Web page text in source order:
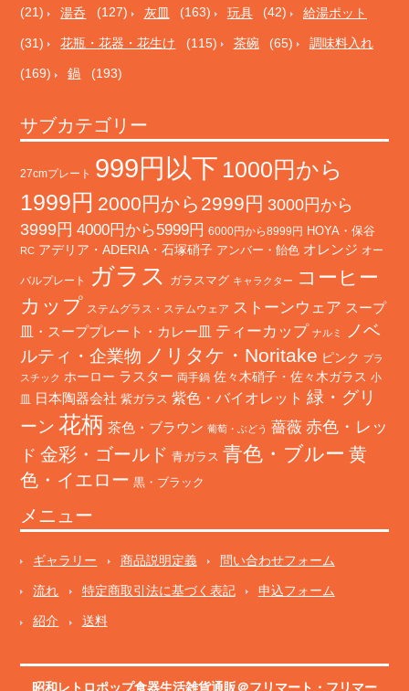
(21) 湯呑 (127) 灰皿 (163) 玩具 (42) 給湯ポット
(31) 花瓶・花器・花生け (115) 茶碗 (65) 調味料入れ
(169) 鍋 (193)
サブカテゴリー
27cmプレート 999円以下 1000円から
1999円 2000円から2999円 3000円から
3999円 4000円から5999円 6000円から8999円 HOYA・保谷
RC アデリア・ADERIA・石塚硝子 アンバー・飴色 オレンジ オー
バルプレート ガラス ガラスマグ キャラクター
コーヒー
カップ ステムグラス・ステムウェア ストーンウェア スープ
皿・スーププレート・カレー皿 ティーカップ ナルミ
ノベ
ルティ・企業物 ノリタケ・Noritake ピンク プラ
スチック ホーロー ラスター 両手鍋 佐々木硝子・佐々木ガラス 小
皿
日本陶器会社 紫ガラス 紫色・バイオレット 緑・グリ
ーン 花柄 茶色・ブラウン 葡萄・ぶどう 薔薇 赤色・レッ
ド 金彩・ゴールド 青ガラス 青色・ブルー 黄
色・イエロー 黒・ブラック
メニュー
ギャラリー 商品説明定義 問い合わせフォーム
流れ 特定商取引法に基づく表記 申込フォーム
紹介 送料
昭和レトロポップ食器生活雑貨通販＠フリマート ・ フリマー